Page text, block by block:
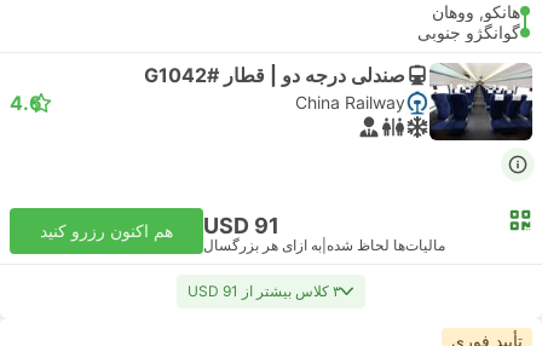
هانکو, ووهان
گوانگژو جنوبی
صندلی درجه دو | قطار #G1042
China Railway
4.6
USD 91
مالیات‌ها لحاظ شده به ازای هر بزرگسال
هم اکنون رزرو کنید
۳ کلاس بیشتر از USD 91
تأیید فوری